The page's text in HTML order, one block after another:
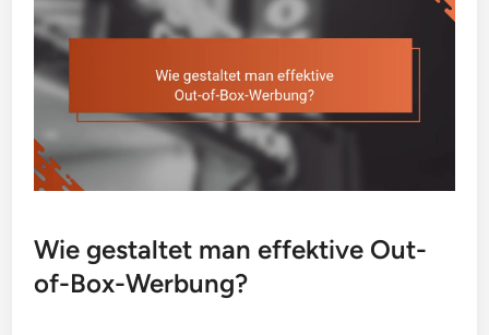
Wie gestaltet man effektive Out-
of-Box-Werbung?